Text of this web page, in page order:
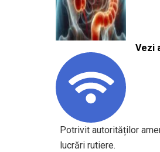
Vezi
Potrivit autorităților
lucrări rutiere.